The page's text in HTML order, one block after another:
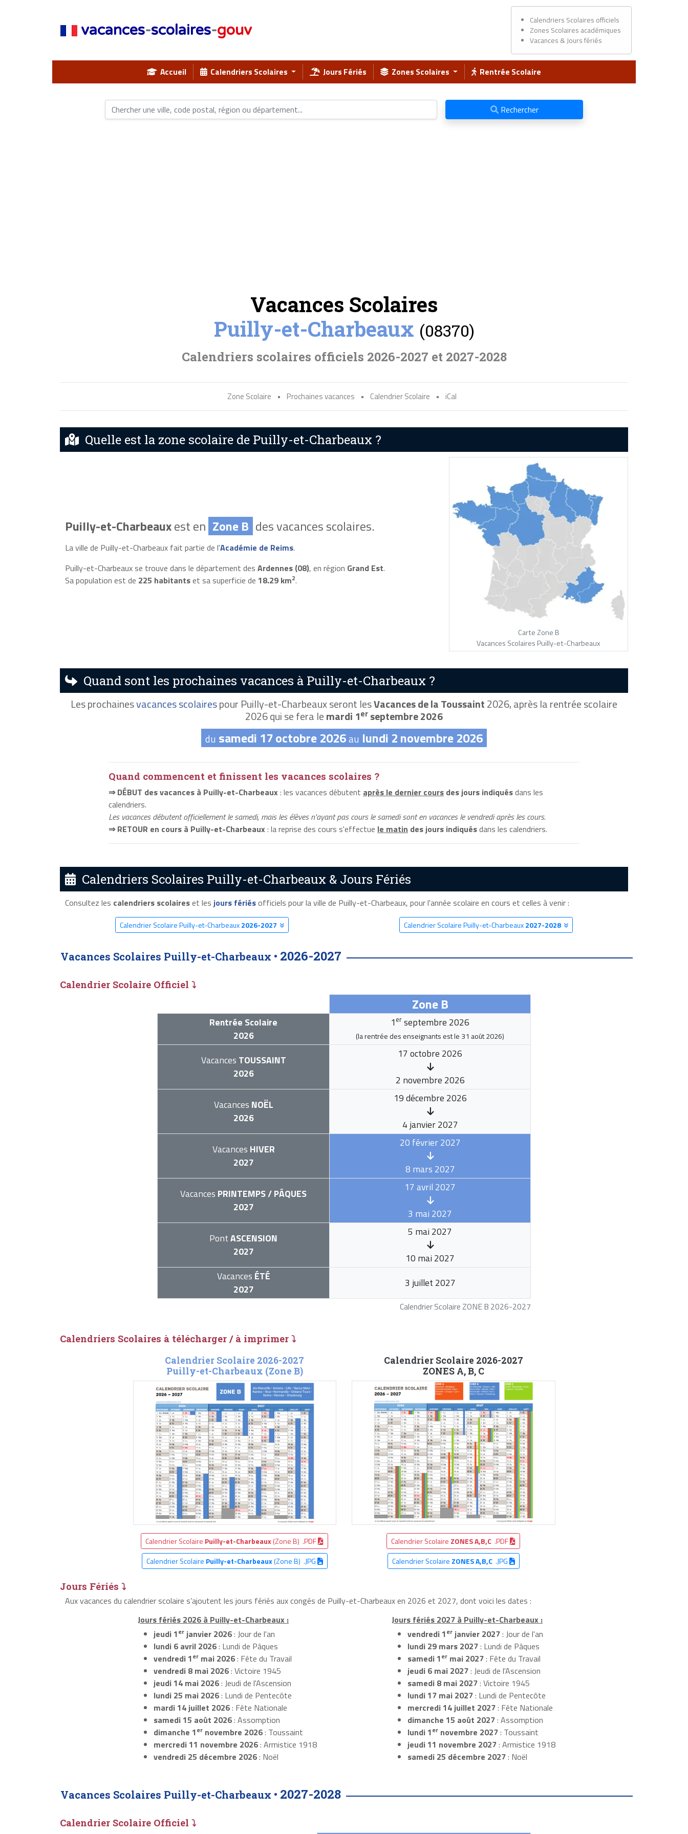
vacances-scolaires-gouv
Calendriers Scolaires officiels
Zones Scolaires académiques
Vacances & Jours fériés
Accueil Calendriers Scolaires Jours Fériés Zones Scolaires Rentrée Scolaire
Rechercher
Vacances Scolaires
Puilly-et-Charbeaux (08370)
Calendriers scolaires officiels 2026-2027 et 2027-2028
Zone Scolaire • Prochaines vacances • Calendrier Scolaire • iCal
Quelle est la zone scolaire de Puilly-et-Charbeaux ?
Puilly-et-Charbeauxest en Zone B des vacances scolaires.
La ville de Puilly-et-Charbeaux fait partie de l'Académie de Reims.
Puilly-et-Charbeaux se trouve dans le département des Ardennes (08), en région Grand Est.
Sa population est de 225 habitantset sa superficie de 18.29 km2.
Carte Zone B
Vacances Scolaires Puilly-et-Charbeaux
Quand sont les prochaines vacances à Puilly-et-Charbeaux ?
Les prochainesvacances scolairespour Puilly-et-Charbeaux seront lesVacances de la Toussaint2026, après la rentrée scolaire
2026 qui se fera lemardi 1er septembre 2026
du samedi 17 octobre 2026au lundi 2 novembre 2026
Quand commencent et finissent les vacances scolaires ?
⇒ DÉBUT des vacances à Puilly-et-Charbeaux : les vacances débutent après le dernier cours des jours indiquésdans les
calendriers.
Les vacances débutent officiellement le samedi, mais les élèves n'ayant pas cours le samedi sont en vacances le vendredi après les cours.
⇒ RETOUR en cours à Puilly-et-Charbeaux : la reprise des cours s'effectue le matin des jours indiquésdans les calendriers.
Calendriers Scolaires Puilly-et-Charbeaux & Jours Fériés
Consultez les calendriers scolaireset les jours fériésofficiels pour la ville de Puilly-et-Charbeaux, pour l'année scolaire en cours et celles à venir :
Calendrier Scolaire Puilly-et-Charbeaux2026-2027 Calendrier Scolaire Puilly-et-Charbeaux2027-2028
Vacances Scolaires Puilly-et-Charbeaux • 2026-2027
Calendrier Scolaire Officiel ⤵
Calendrier Scolaire ZONE B 2026-2027
Zone B
Rentrée Scolaire
2026
1 er septembre 2026
(la rentrée des enseignants est le 31 août 2026)
Vacances TOUSSAINT
2026
17 octobre 2026
2 novembre 2026
Vacances NOËL
2026
19 décembre 2026
4 janvier 2027
Vacances HIVER
2027
20 février 2027
8 mars 2027
Vacances PRINTEMPS / PÂQUES
2027
17 avril 2027
3 mai 2027
PontASCENSION
2027
5 mai 2027
10 mai 2027
Vacances ÉTÉ
2027
3 juillet 2027
Calendriers Scolaires à télécharger / à imprimer ⤵
Calendrier Scolaire 2026-2027
Puilly-et-Charbeaux (Zone B)
Calendrier Scolaire Puilly-et-Charbeaux(Zone B) .PDF
Calendrier Scolaire Puilly-et-Charbeaux(Zone B) .JPG
Calendrier Scolaire 2026-2027
ZONES A, B, C
Calendrier Scolaire ZONES A,B,C .PDF
Calendrier Scolaire ZONES A,B,C.JPG
Jours Fériés ⤵
Aux vacances du calendrier scolaire s’ajoutent les jours fériés aux congés de Puilly-et-Charbeaux en 2026 et 2027, dont voici les dates :
Jours fériés 2026 à Puilly-et-Charbeaux :
jeudi 1erjanvier 2026: Jour de l'an
lundi 6 avril 2026: Lundi de Pâques
vendredi 1ermai 2026: Fête du Travail
vendredi 8 mai 2026: Victoire 1945
jeudi 14 mai 2026: Jeudi de l'Ascension
lundi 25 mai 2026: Lundi de Pentecôte
mardi 14 juillet 2026: Fête Nationale
samedi 15 août 2026: Assomption
dimanche 1ernovembre 2026: Toussaint
mercredi 11 novembre 2026: Armistice 1918
vendredi 25 décembre 2026: Noël
Jours fériés 2027 à Puilly-et-Charbeaux :
vendredi 1erjanvier 2027: Jour de l'an
lundi 29 mars 2027: Lundi de Pâques
samedi 1ermai 2027: Fête du Travail
jeudi 6 mai 2027: Jeudi de l'Ascension
samedi 8 mai 2027: Victoire 1945
lundi 17 mai 2027: Lundi de Pentecôte
mercredi 14 juillet 2027: Fête Nationale
dimanche 15 août 2027: Assomption
lundi 1ernovembre 2027: Toussaint
jeudi 11 novembre 2027: Armistice 1918
samedi 25 décembre 2027: Noël
Vacances Scolaires Puilly-et-Charbeaux • 2027-2028
Calendrier Scolaire Officiel ⤵